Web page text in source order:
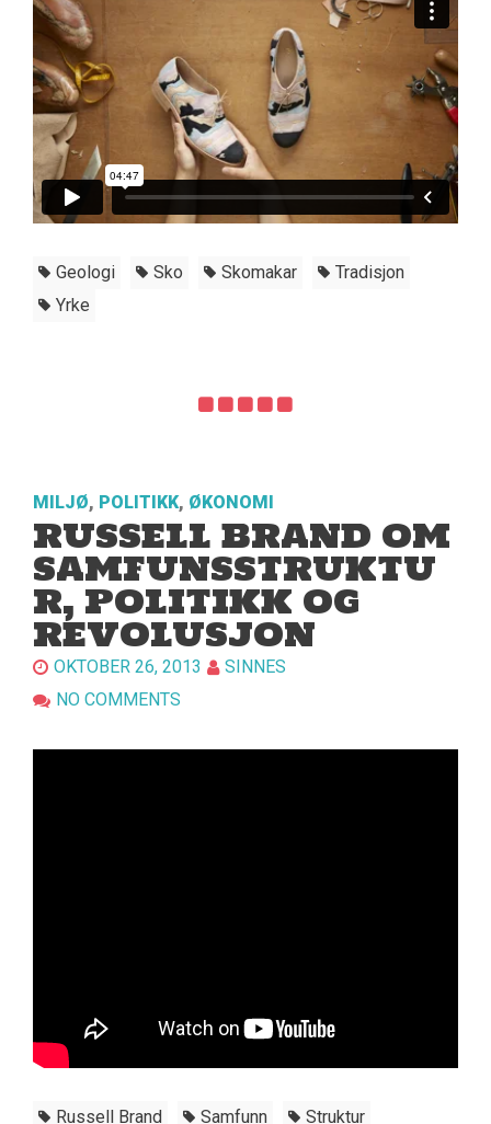
Geologi Sko Skomakar
Tradisjon
Yrke
MILJØ, POLITIKK, ØKONOMI
RUSSELL BRAND OM
SAMFUNSSTRUKTU
R, POLITIKK OG
REVOLUSJON
OKTOBER 26, 2013
SINNES
NO COMMENTS
Russell Brand Samfunn
Struktur